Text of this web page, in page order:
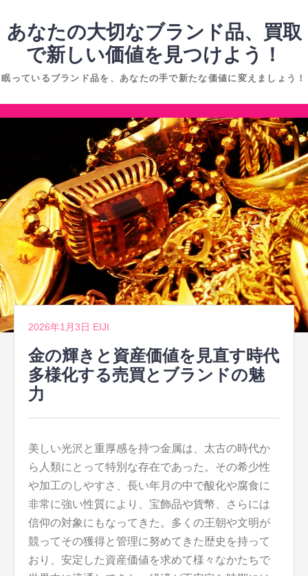
ン
ツ
へ
ス
あなたの大切なブランド品、買取
で新しい価値を見つけよう！
眠っているブランド品を、あなたの手で新たな価値に変えましょう！
コ
ツ
へ
ス
キ
プ
2026年1月3日 EIJI
金の輝きと資産価値を見直す時代
多様化する売買とブランドの魅
力
美しい光沢と重厚感を持つ金属は、太古の時代か
ら人類にとって特別な存在であった。 その希少性
や加工のしやすさ、長い年月の中で酸化や腐食に
非常に強い性質により、宝飾品や貨幣、さらには
信仰の対象にもなってきた。多くの王朝や文明が
競ってその獲得と管理に努めてきた歴史を持って
おり、安定した資産価値を求めて様々なかたちで